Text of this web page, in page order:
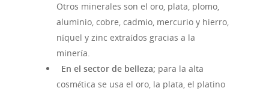
Otros minerales son el oro, plata, plomo,
aluminio, cobre, cadmio, mercurio y hierro,
níquel y zinc extraídos gracias a la
minería.
En el sector de belleza; para la alta
cosmética se usa el oro, la plata, el platino